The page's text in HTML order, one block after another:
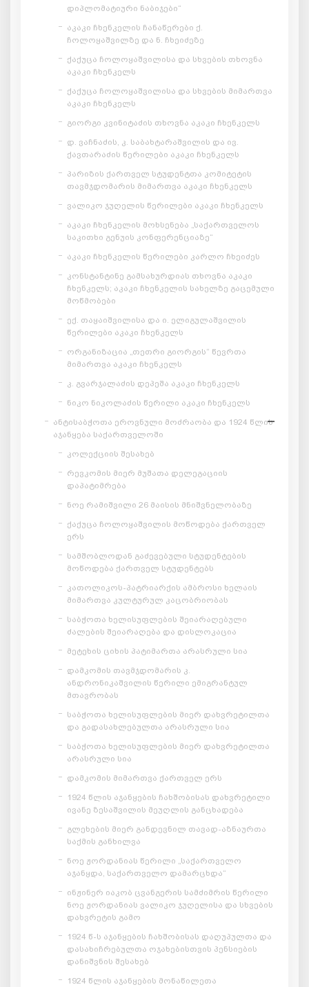
დიპლომატიური ნაბიჯები“
აკაკი ჩხენკელის ჩანაწერები ქ.
ჩოლოყაშვილზე და ნ. ჩხეიძეზე
ქაქუცა ჩოლოყაშვილისა და სხვების თხოვნა
აკაკი ჩხენკელს
ქაქუცა ჩოლოყაშვილისა და სხვების მიმართვა
აკაკი ჩხენკელს
გიორგი კვინიტაძის თხოვნა აკაკი ჩხენკელს
დ. ვაჩნაძის, კ. საბახტარაშვილის და ივ.
ქავთარაძის წერილები აკაკი ჩხენკელს
პარიზის ქართველ სტუდენტთა კომიტეტის
თავმჯდომარის მიმართვა აკაკი ჩხენკელს
ვალიკო ჯუღელის წერილები აკაკი ჩხენკელს
აკაკი ჩხენკელის მოხსენება „საქართველოს
საკითხი გენუის კონფერენციაზე“
აკაკი ჩხენკელის წერილები კარლო ჩხეიძეს
კონსტანტინე გამსახურდიას თხოვნა აკაკი
ჩხენკელს; აკაკი ჩხენკელის სახელზე გაცემული
მოწმობები
ექ. თაყაიშვილისა და ი. ელიგულაშვილის
წერილები აკაკი ჩხენკელს
ორგანიზაცია „თეთრი გიორგის“ წევრთა
მიმართვა აკაკი ჩხენკელს
კ. გვარჯალაძის დეპეშა აკაკი ჩხენკელს
ნიკო ნიკოლაძის წერილი აკაკი ჩხენკელს
ანტისაბჭოთა ეროვნული მოძრაობა და 1924 წლის
აჯანყება საქართველოში
კოლექციის შესახებ
რევკომის მიერ მუშათა დელეგაციის
დაპატიმრება
ნოე რამიშვილი 26 მაისის მნიშვნელობაზე
ქაქუცა ჩოლოყაშვილის მოწოდება ქართველ
ერს
სამშობლოდან გაძევებული სტუდენტების
მოწოდება ქართველ სტუდენტებს
კათოლიკოს-პატრიარქის ამბროსი ხელაის
მიმართვა კულტურულ კაცობრიობას
საბჭოთა ხელისუფლების შეიარაღებული
ძალების შეიარაღება და დისლოკაცია
მეტეხის ციხის პატიმართა არასრული სია
დამკომის თავმჯდომარის კ.
ანდრონიკაშვილის წერილი ემიგრანტულ
მთავრობას
საბჭოთა ხელისუფლების მიერ დახვრეტილთა
და გადასახლებულთა არასრული სია
საბჭოთა ხელისუფლების მიერ დახვრეტილთა
არასრული სია
დამკომის მიმართვა ქართველ ერს
1924 წლის აჯანყების ჩახშობისას დახვრეტილი
ივანე ზესაშვილის მეუღლის განცხადება
გლეხების მიერ განდევნილ თავად-აზნაურთა
საქმის განხილვა
ნოე ჟორდანიას წერილი „საქართველო
აჯანყდა, საქართველო დამარცხდა“
ინჟინერ იაკობ ცვანგერის სამძიმრის წერილი
ნოე ჟორდანიას ვალიკო ჯუღელისა და სხვების
დახვრეტის გამო
1924 წ-ს აჯანყების ჩახშობისას დაღუპულთა და
დასახიჩრებულთა ოჯახებისთვის პენსიების
დანიშვნის შესახებ
1924 წლის აჯანყების მონაწილეთა